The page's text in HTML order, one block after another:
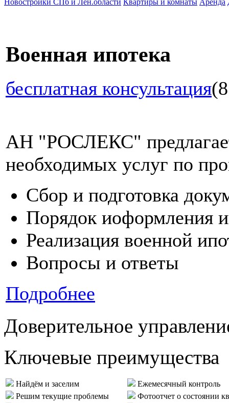
Военная ипотека
бесплатная консультация
АН "РОСЛЕКС"
необходимых услуг по
Сбор и подготовка
Порядок иоформления
Реализация военной
Вопросы и ответы
Подробнее
Доверительное
Ключевые преимущества
Найдём и заселим
Ежемесячный контроль
Решим текущие проблемы
Фотоотчет о состоянии